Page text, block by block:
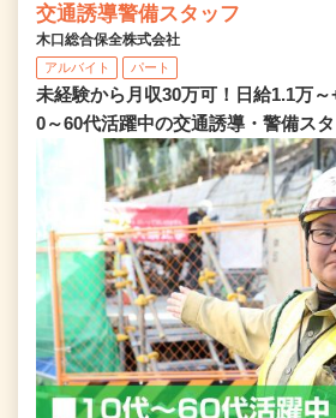
交通誘導警備スタッフ
木口総合保全株式会社
アルバイト パート
未経験から月収30万可！日給1.1万
0～60代活躍中の交通誘導・警備ス